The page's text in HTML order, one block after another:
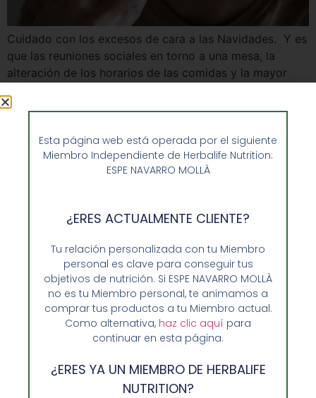
Cuidado con los excesos de cara a las Navidades. Y es
que las reuniones sociales en torno a una mesa, la
alteración de los horarios de las comidas y la mayor
suelen provocar un aumento de peso. Para que esto no
Sobre Nosotros y Herbalife
Esta página web está operada por el siguiente
Miembro Independiente de Herbalife Nutrition:
ESPE NAVARRO MOLLÀ
¿ERES ACTUALMENTE CLIENTE?
Tu relación personalizada con tu Miembro
personal es clave para conseguir tus
objetivos de nutrición. Si ESPE NAVARRO MOLLÀ
no es tu Miembro personal, te animamos a
comprar tus productos a tu Miembro actual.
Como alternativa, haz clic aquí para
continuar en esta página.
¿ERES YA UN MIEMBRO DE HERBALIFE
NUTRITION?